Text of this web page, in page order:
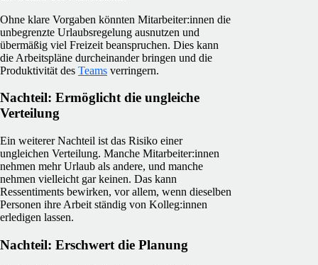
Ohne klare Vorgaben könnten Mitarbeiter:innen die
unbegrenzte Urlaubsregelung ausnutzen und
übermäßig viel Freizeit beanspruchen. Dies kann
die Arbeitspläne durcheinander bringen und die
Produktivität des Teams verringern.
Nachteil: Ermöglicht die ungleiche
Verteilung
Ein weiterer Nachteil ist das Risiko einer
ungleichen Verteilung. Manche Mitarbeiter:innen
nehmen mehr Urlaub als andere, und manche
nehmen vielleicht gar keinen. Das kann
Ressentiments bewirken, vor allem, wenn dieselben
Personen ihre Arbeit ständig von Kolleg:innen
erledigen lassen.
Nachteil: Erschwert die Planung